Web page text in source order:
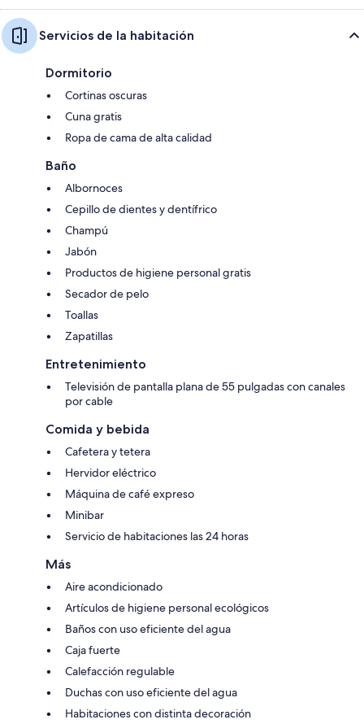
Servicios de la habitación
Dormitorio
Cortinas oscuras
Cuna gratis
Ropa de cama de alta calidad
Baño
Albornoces
Cepillo de dientes y dentífrico
Champú
Jabón
Productos de higiene personal gratis
Secador de pelo
Toallas
Zapatillas
Entretenimiento
Televisión de pantalla plana de 55 pulgadas con canales
por cable
Comida y bebida
Cafetera y tetera
Hervidor eléctrico
Máquina de café expreso
Minibar
Servicio de habitaciones las 24 horas
Más
Aire acondicionado
Artículos de higiene personal ecológicos
Baños con uso eficiente del agua
Caja fuerte
Calefacción regulable
Duchas con uso eficiente del agua
Habitaciones con distinta decoración